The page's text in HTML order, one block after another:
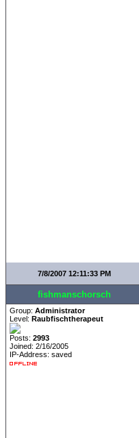
7/8/2007 12:11:33 PM
fishmanschorsch
Group: Administrator
Level: Raubfischtherapeut
Posts: 2993
Joined: 2/16/2005
IP-Address: saved